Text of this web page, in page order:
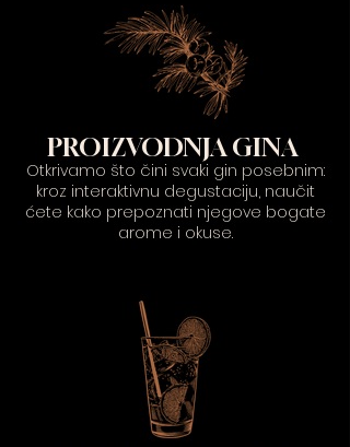
PROIZVODNJA GINA
Otkrivamo što čini svaki gin posebnim:
kroz interaktivnu degustaciju, naučit
ćete kako prepoznati njegove bogate
arome i okuse.